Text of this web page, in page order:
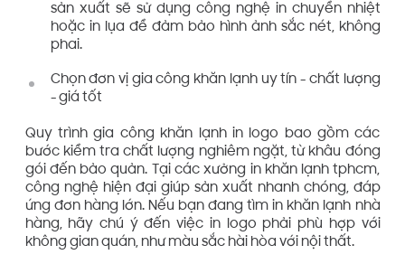
sản xuất sẽ sử dụng công nghệ in chuyển nhiệt
hoặc in lụa để đảm bảo hình ảnh sắc nét, không
phai.
Chọn đơn vị gia công khăn lạnh uy tín - chất lượng
- giá tốt
Quy trình gia công khăn lạnh in logo bao gồm các
bước kiểm tra chất lượng nghiêm ngặt, từ khâu đóng
gói đến bảo quản. Tại các xưởng in khăn lạnh tphcm,
công nghệ hiện đại giúp sản xuất nhanh chóng, đáp
ứng đơn hàng lớn. Nếu bạn đang tìm in khăn lạnh nhà
hàng, hãy chú ý đến việc in logo phải phù hợp với
không gian quán, như màu sắc hài hòa với nội thất.